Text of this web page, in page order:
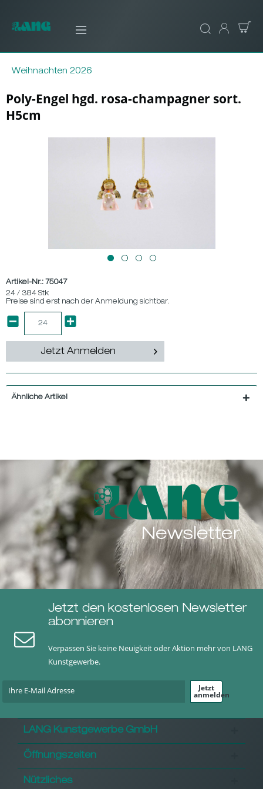
Weihnachten 2026
Poly-Engel hgd. rosa-champagner sort.
H5cm
Artikel-Nr.: 75047
24 / 384 Stk
Preise sind erst nach der Anmeldung sichtbar.
Jetzt Anmelden
Ähnliche Artikel
Newsletter
Jetzt den kostenlosen Newsletter
abonnieren
Verpassen Sie keine Neuigkeit oder Aktion mehr von LANG
Kunstgewerbe.
Jetzt
anmelden
LANG Kunstgewerbe GmbH
Öffnungszeiten
Nützliches